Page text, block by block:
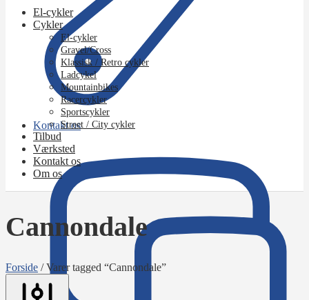
Kontakt os
El-cykler
Cykler
El-cykler
Gravel/Cross
Klassisk / Retro cykler
Ladcykel
Mountainbikes
Racercykler
Sportscykler
Street / City cykler
Tilbud
Værksted
Kontakt os
Om os
Cannondale
Forside /Varer tagged “Cannondale”